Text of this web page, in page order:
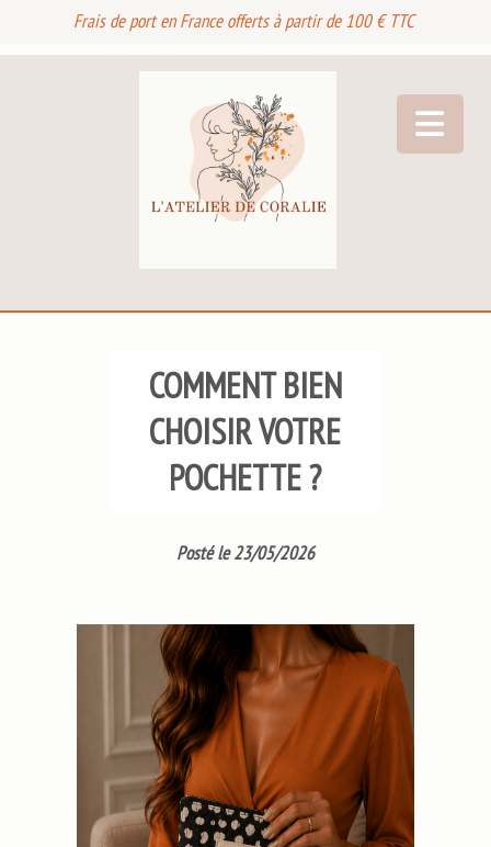
Frais de port en France offerts à partir de 100 € TTC
COMMENT BIEN
CHOISIR VOTRE
POCHETTE ?
Posté le 23/05/2026